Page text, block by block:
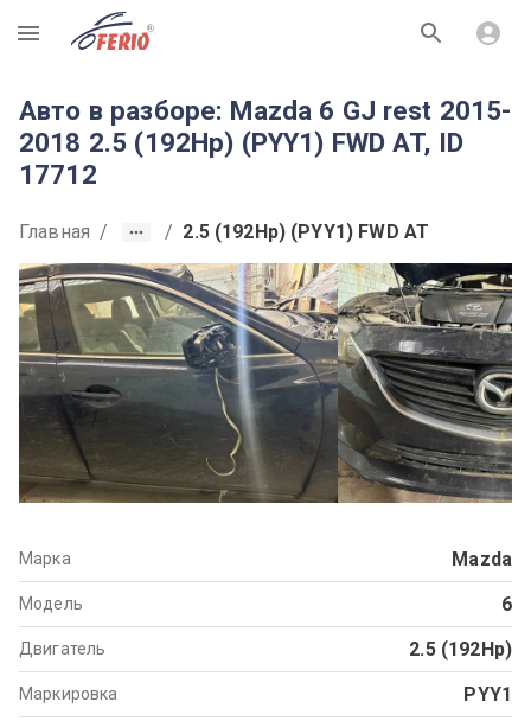
R
Авто в разборе: Mazda 6 GJ rest 2015-
2018 2.5 (192Hp) (PYY1) FWD AT, ID
17712
Главная / / 2.5 (192Hp) (PYY1) FWD AT
Марка Mazda
Модель 6
Двигатель 2.5 (192Hp)
Маркировка PYY1